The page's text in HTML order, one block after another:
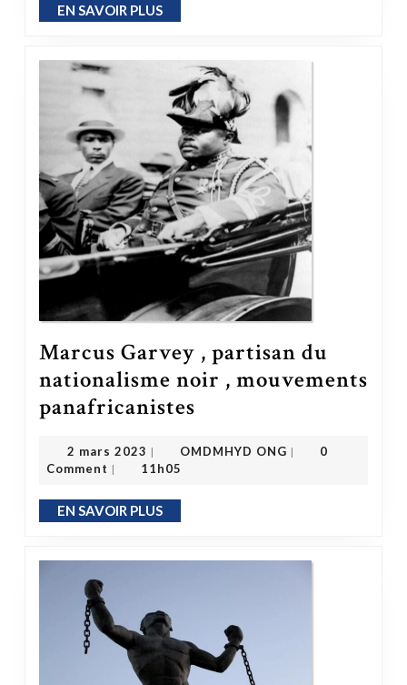
EN SAVOIR PLUSEN SAVOIR PLUS
Marcus Garvey , partisan du
nationalisme noir , mouvements
panafricanistes
2 mars 2023 2 mars 2023
| OMDMHYD ONG |
0
Comment | 11h05
EN SAVOIR PLUSEN SAVOIR PLUS